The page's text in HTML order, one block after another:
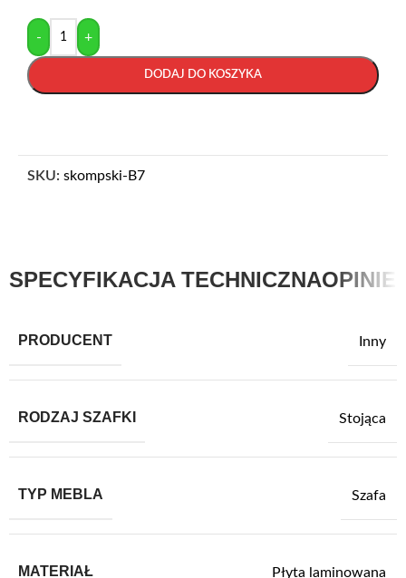
- +
DODAJ DO KOSZYKA
SKU: skompski-B7
SPECYFIKACJA TECHNICZNAOPINIE
PRODUCENT Inny
RODZAJ SZAFKI Stojąca
TYP MEBLA Szafa
MATERIAŁ Płyta laminowana